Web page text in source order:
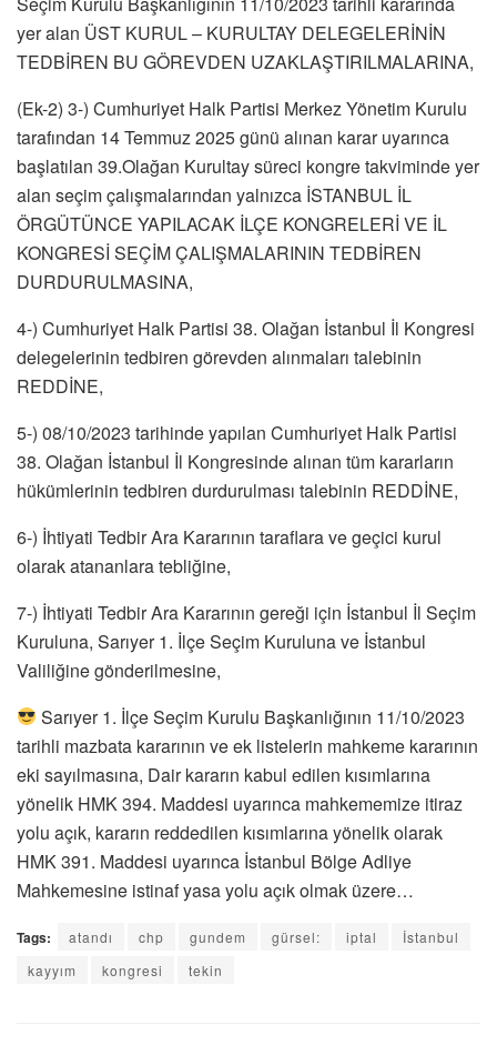
yer alan ÜST KURUL – KURULTAY DELEGELERİNİN
TEDBİREN BU GÖREVDEN UZAKLAŞTIRILMALARINA,
(Ek-2) 3-) Cumhuriyet Halk Partisi Merkez Yönetim Kurulu
tarafından 14 Temmuz 2025 günü alınan karar uyarınca
başlatılan 39.Olağan Kurultay süreci kongre takviminde yer
alan seçim çalışmalarından yalnızca İSTANBUL İL
ÖRGÜTÜNCE YAPILACAK İLÇE KONGRELERİ VE İL
KONGRESİ SEÇİM ÇALIŞMALARININ TEDBİREN
DURDURULMASINA,
4-) Cumhuriyet Halk Partisi 38. Olağan İstanbul İl Kongresi
delegelerinin tedbiren görevden alınmaları talebinin
REDDİNE,
5-) 08/10/2023 tarihinde yapılan Cumhuriyet Halk Partisi
38. Olağan İstanbul İl Kongresinde alınan tüm kararların
hükümlerinin tedbiren durdurulması talebinin REDDİNE,
6-) İhtiyati Tedbir Ara Kararının taraflara ve geçici kurul
olarak atananlara tebliğine,
7-) İhtiyati Tedbir Ara Kararının gereği için İstanbul İl Seçim
Kuruluna, Sarıyer 1. İlçe Seçim Kuruluna ve İstanbul
Valiliğine gönderilmesine,
Sarıyer 1. İlçe Seçim Kurulu Başkanlığının 11/10/2023
tarihli mazbata kararının ve ek listelerin mahkeme kararının
eki sayılmasına, Dair kararın kabul edilen kısımlarına
yönelik HMK 394. Maddesi uyarınca mahkememize itiraz
yolu açık, kararın reddedilen kısımlarına yönelik olarak
HMK 391. Maddesi uyarınca İstanbul Bölge Adliye
Mahkemesine istinaf yasa yolu açık olmak üzere…
Tags: atandı chp gundem gürsel: iptal
İstanbul
kayyım
kongresi tekin